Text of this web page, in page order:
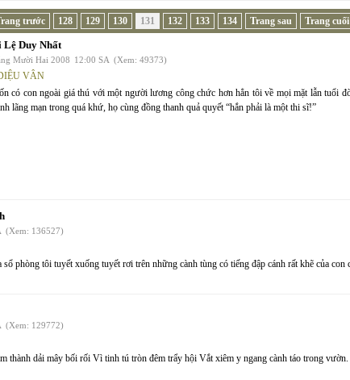
trước 128 129 130 131 132 133 134 Trang sau Trang cuối
Lệ Duy Nhất
Mười Hai 2008 12:00 SA (Xem: 49373)
VÂN
có con ngoài giá thú với một người lương công chức hơn hẳn tôi về mọi mặt lẫn tuổi
lãng mạn trong quá khứ, họ cùng đồng thanh quả quyết “hắn phải là một thi sĩ!”
(Xem: 136527)
phòng tôi tuyết xuống tuyết rơi trên những cành tùng có tiếng đập cánh rất khẽ của con
(Xem: 129772)
thành dải mây bối rối Vì tinh tú tròn đêm trẩy hội Vắt xiêm y ngang cành táo trong vườn.